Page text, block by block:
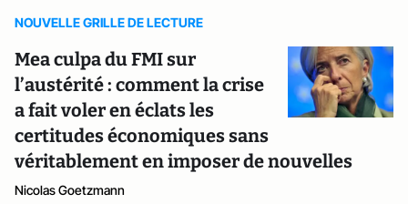
NOUVELLE GRILLE DE LECTURE
Mea culpa du FMI sur
l’austérité : comment la crise
a fait voler en éclats les
certitudes économiques sans
véritablement en imposer de nouvelles
Nicolas Goetzmann